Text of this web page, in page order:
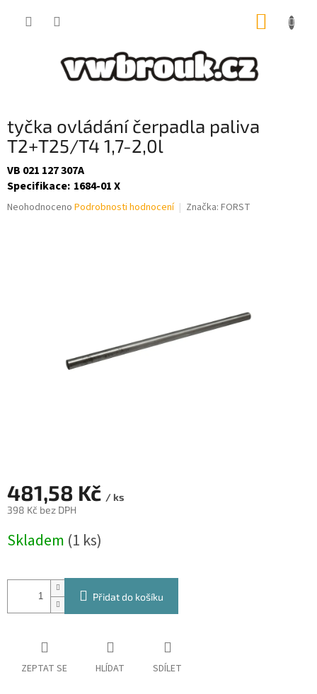
tyčka ovládání čerpadla paliva
T2+T25/T4 1,7-2,0l
VB 021 127 307A
Specifikace: 1684-01 X
Průměrné
Neohodnoceno Podrobnosti hodnocení Značka: FORST
481,58 Kč / ks
398 Kč bez DPH
cena:
Skladem (1 ks)
Přidat do košíku
ZEPTAT SE HLÍDAT SDÍLET